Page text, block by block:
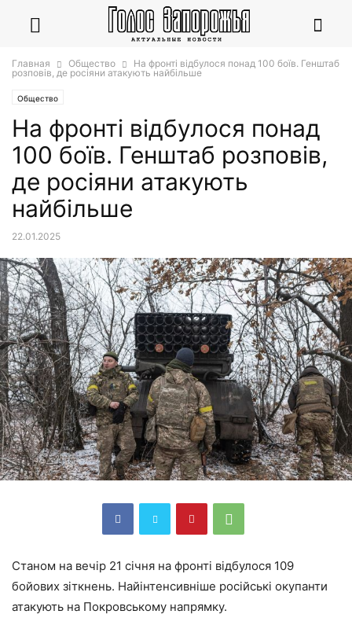
Главная Общество
На фронті відбулося понад 100 боїв. Генштаб
розповів, де росіяни атакують найбільше
Общество
На фронті відбулося понад
100 боїв. Генштаб розповів,
де росіяни атакують
найбільше
22.01.2025
Станом на вечір 21 січня на фронті відбулося 109
бойових зіткнень. Найінтенсивніше російські окупанти
атакують на Покровському напрямку.